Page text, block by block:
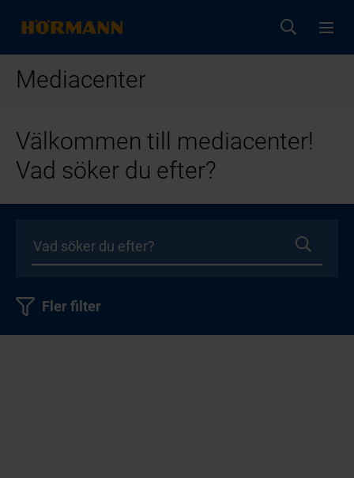
Mediacenter
Välkommen till mediacenter!
Vad söker du efter?
Fler filter